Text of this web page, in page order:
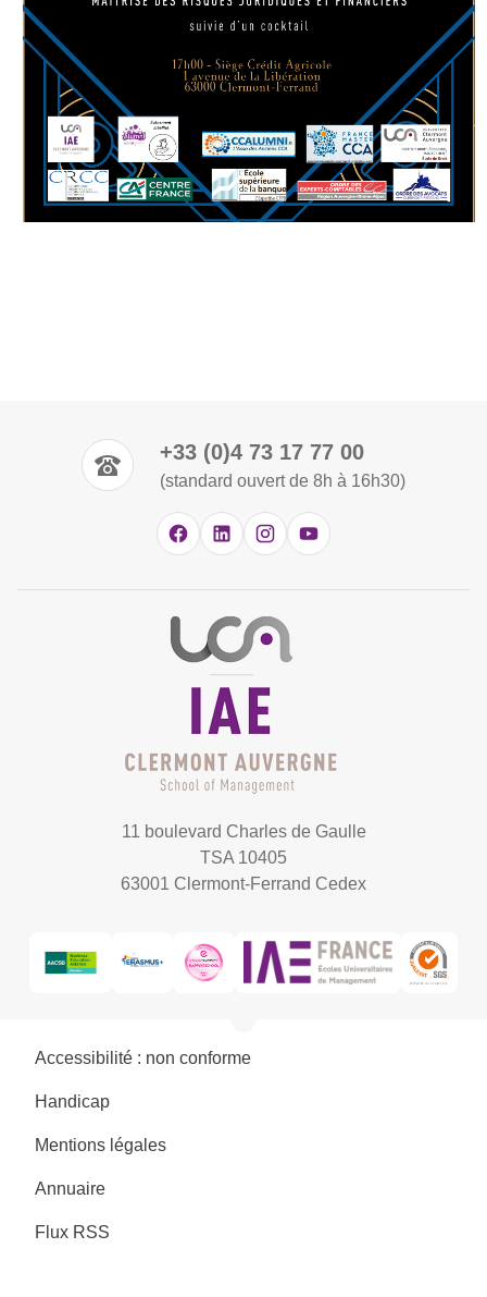
+33 (0)4 73 17 77 00
(standard ouvert de 8h à 16h30)
11 boulevard Charles de Gaulle
TSA 10405
63001 Clermont-Ferrand Cedex
Accessibilité : non conforme
Handicap
Mentions légales
Annuaire
Flux RSS